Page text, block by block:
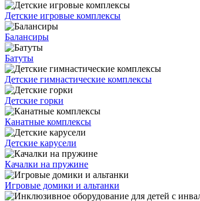
Детские игровые комплексы
Балансиры
Батуты
Детские гимнастические комплексы
Детские горки
Канатные комплексы
Детские карусели
Качалки на пружине
Игровые домики и альтанки